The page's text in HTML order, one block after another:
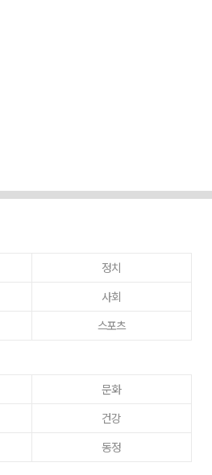
정치
사회
스포츠
문화
건강
동정